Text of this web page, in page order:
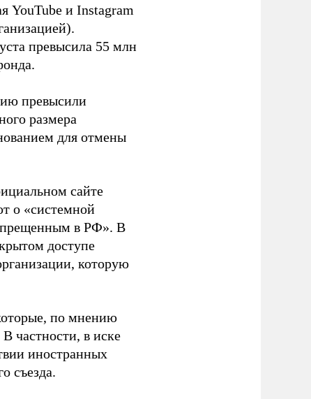
YouTube и Instagram
превысила 55 млн
превысили
размера
для отмены
сайте
о «системной
в РФ». В
доступе
которую
по мнению
частности, в иске
иностранных
съезда.